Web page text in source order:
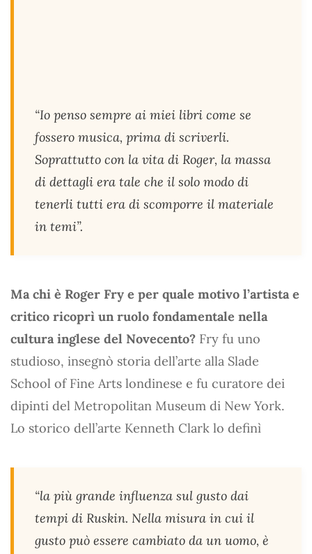
“Io penso sempre ai miei libri come se
fossero musica, prima di scriverli.
Soprattutto con la vita di Roger, la massa
di dettagli era tale che il solo modo di
tenerli tutti era di scomporre il materiale
in temi”.
Ma chi è Roger Fry e per quale motivo l’artista e
critico ricoprì un ruolo fondamentale nella
cultura inglese del Novecento? Fry fu uno
studioso, insegnò storia dell’arte alla Slade
School of Fine Arts londinese e fu curatore dei
dipinti del Metropolitan Museum di New York.
Lo storico dell’arte Kenneth Clark lo definì
“la più grande influenza sul gusto dai
tempi di Ruskin. Nella misura in cui il
gusto può essere cambiato da un uomo, è